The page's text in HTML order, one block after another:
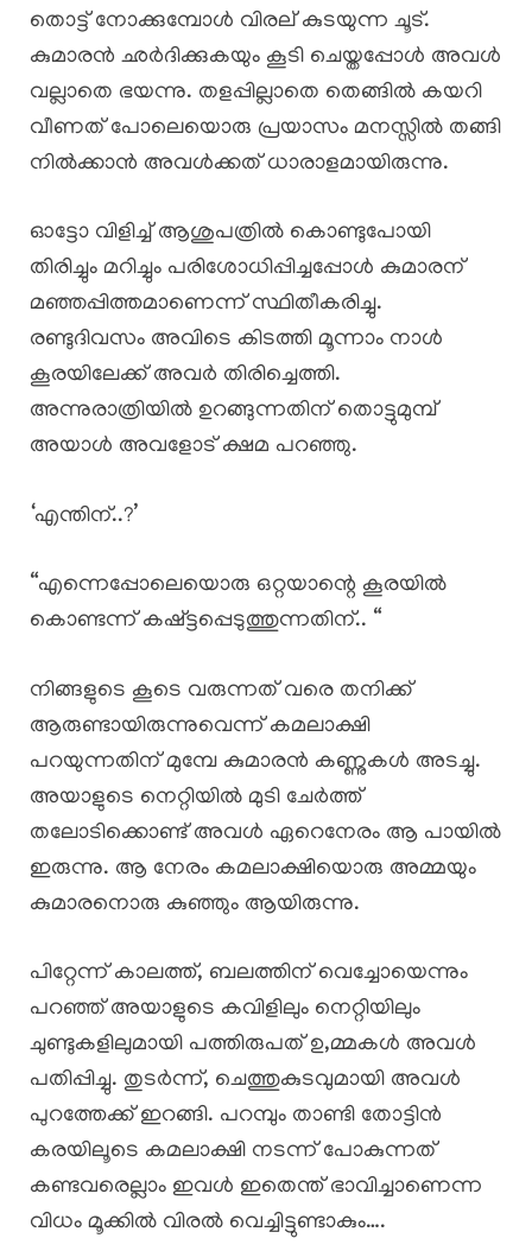
തൊട്ട് നോക്കുമ്പോൾ വിരല് കുടയുന്ന ചൂട്.
കുമാരൻ ഛർദിക്കുകയും കൂടി ചെയ്തപ്പോൾ അവൾ
വല്ലാതെ ഭയന്നു. തളപ്പില്ലാതെ തെങ്ങിൽ കയറി
വീണത് പോലെയൊരു പ്രയാസം മനസ്സിൽ തങ്ങി
നിൽക്കാൻ അവൾക്കത് ധാരാളമായിരുന്നു.
ഓട്ടോ വിളിച്ച് ആശുപത്രിൽ കൊണ്ടുപോയി
തിരിച്ചും മറിച്ചും പരിശോധിപ്പിച്ചപ്പോൾ കുമാരന്
മഞ്ഞപ്പിത്തമാണെന്ന് സ്ഥിതീകരിച്ചു.
രണ്ടുദിവസം അവിടെ കിടത്തി മൂന്നാം നാൾ
കൂരയിലേക്ക് അവർ തിരിച്ചെത്തി.
അന്നുരാത്രിയിൽ ഉറങ്ങുന്നതിന് തൊട്ടുമുമ്പ്
അയാൾ അവളോട് ക്ഷമ പറഞ്ഞു.
‘എന്തിന്..?’
“എന്നെപ്പോലെയൊരു ഒറ്റയാന്റെ കൂരയിൽ
കൊണ്ടന്ന് കഷ്ട്ടപ്പെടുത്തുന്നതിന്.. “
നിങ്ങളുടെ കൂടെ വരുന്നത് വരെ തനിക്ക്
ആരുണ്ടായിരുന്നുവെന്ന് കമലാക്ഷി
പറയുന്നതിന് മുമ്പേ കുമാരൻ കണ്ണുകൾ അടച്ചു.
അയാളുടെ നെറ്റിയിൽ മുടി ചേർത്ത്
തലോടിക്കൊണ്ട് അവൾ ഏറെനേരം ആ പായിൽ
ഇരുന്നു. ആ നേരം കമലാക്ഷിയൊരു അമ്മയും
കുമാരനൊരു കുഞ്ഞും ആയിരുന്നു.
പിറ്റേന്ന് കാലത്ത്, ബലത്തിന് വെച്ചോയെന്നും
പറഞ്ഞ് അയാളുടെ കവിളിലും നെറ്റിയിലും
ചുണ്ടുകളിലുമായി പത്തിരുപത് ഉ,മ്മകൾ അവൾ
പതിപ്പിച്ചു. തുടർന്ന്, ചെത്തുകുടവുമായി അവൾ
പുറത്തേക്ക് ഇറങ്ങി. പറമ്പും താണ്ടി തോട്ടിൻ
കരയിലൂടെ കമലാക്ഷി നടന്ന് പോകുന്നത്
കണ്ടവരെല്ലാം ഇവൾ ഇതെന്ത് ഭാവിച്ചാണെന്ന
വിധം മൂക്കിൽ വിരൽ വെച്ചിട്ടുണ്ടാകും….